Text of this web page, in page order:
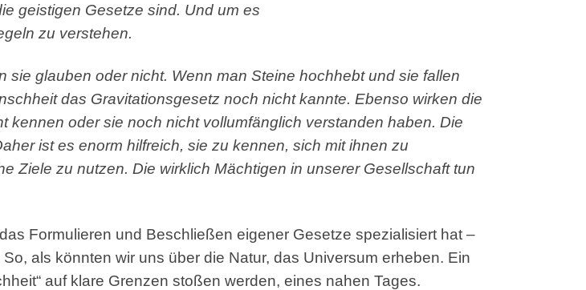
geistigen Gesetze sind. Und um es
zu verstehen.
glauben oder nicht. Wenn man Steine hochhebt und sie fallen
das Gravitationsgesetz noch nicht kannte. Ebenso wirken die
oder sie noch nicht vollumfänglich verstanden haben. Die
ist es enorm hilfreich, sie zu kennen, sich mit ihnen zu
Ziele zu nutzen. Die wirklich Mächtigen in unserer Gesellschaft tun
Formulieren und Beschließen eigener Gesetze spezialisiert hat –
als könnten wir uns über die Natur, das Universum erheben. Ein
auf klare Grenzen stoßen werden, eines nahen Tages.